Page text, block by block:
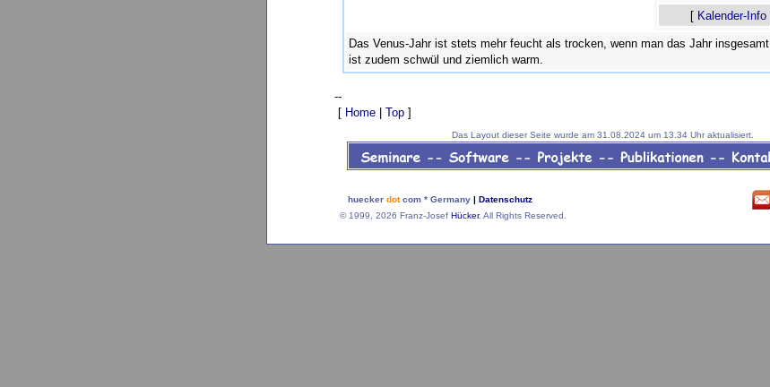
[ Kalender-Info|
Das Venus-Jahr ist stets mehr feucht als trocken, wenn man das Jahr
ist zudem schwül und ziemlich warm.
--
[ Home Top ]
Das Layout dieser Seite wurde am 31.08.2024 um 13.34 Uhr aktualisiert.
huecker dotcom * Germany | Datenschutz
© 1999, 2026 Franz-Josef Hücker. All Rights Reserved.